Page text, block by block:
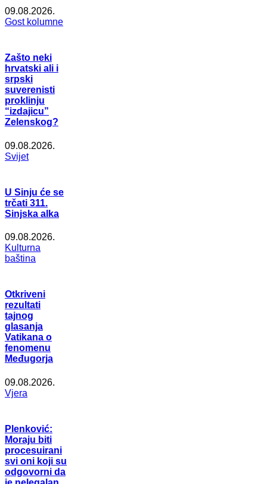
09.08.2026.
Gost kolumne
Zašto neki
hrvatski ali i
srpski
suverenisti
proklinju
“izdajicu”
Zelenskog?
09.08.2026.
Svijet
U Sinju će se
trčati 311.
Sinjska alka
09.08.2026.
Kulturna
baština
Otkriveni
rezultati
tajnog
glasanja
Vatikana o
fenomenu
Međugorja
09.08.2026.
Vjera
Plenković:
Moraju biti
procesuirani
svi oni koji su
odgovorni da